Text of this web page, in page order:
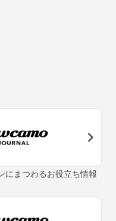
にまつわるお役立ち情報